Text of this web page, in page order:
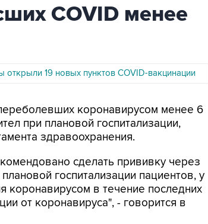
COVID менее
открыли 19 новых пунктов COVID-вакцинации
коронавирусом менее 6
при плановой госпитализации,
здравоохранения.
сделать прививку через
госпитализации пациентов, у
в течение последних
от коронавируса", - говорится в